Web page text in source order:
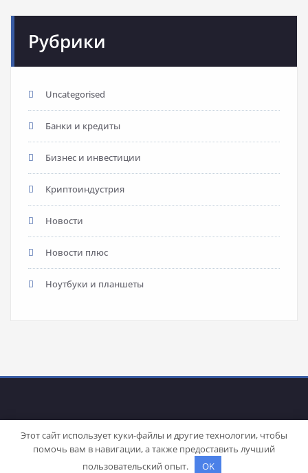
Рубрики
Uncategorised
Банки и кредиты
Бизнес и инвестиции
Криптоиндустрия
Новости
Новости плюс
Ноутбуки и планшеты
WordPress | Theme: Stacyby SpiceThemes
Этот сайт использует куки-файлы и другие технологии, чтобы
помочь вам в навигации, а также предоставить лучший
пользовательский опыт.
OK